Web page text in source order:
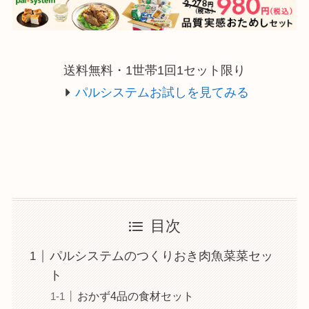
送料無料・1世帯1回1セット限り
パルシステムお試しを見てみる
目次
パルシステムのつくりおき肉魚菜菜セッ
ト
おかず4品の食材セット